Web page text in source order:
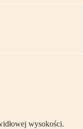
wysokości.